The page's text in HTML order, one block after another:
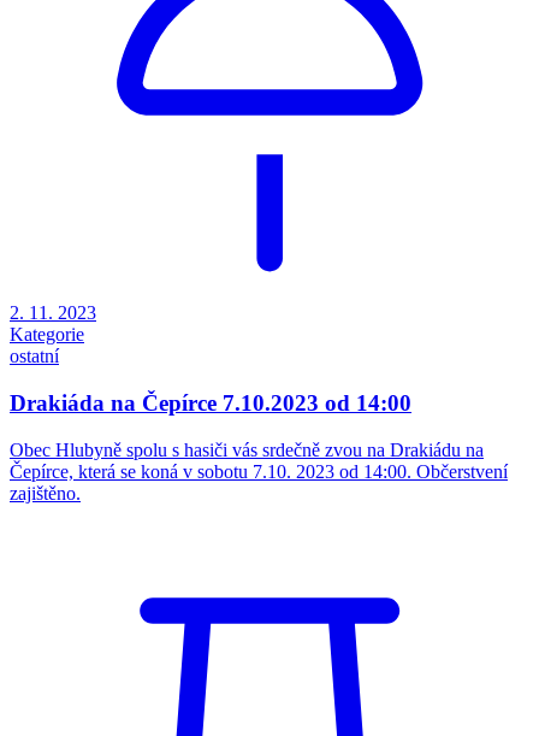
2. 11. 2023
Kategorie
ostatní
Drakiáda na Čepírce 7.10.2023 od 14:00
Obec Hlubyně spolu s hasiči vás srdečně zvou na Drakiádu na
Čepírce, která se koná v sobotu 7.10. 2023 od 14:00. Občerstvení
zajištěno.